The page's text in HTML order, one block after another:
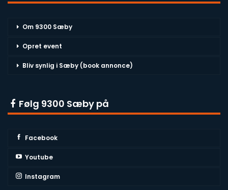
Om 9300 Sæby
Opret event
Bliv synlig i Sæby (book annonce)
Følg 9300 Sæby på
Facebook
Youtube
Instagram